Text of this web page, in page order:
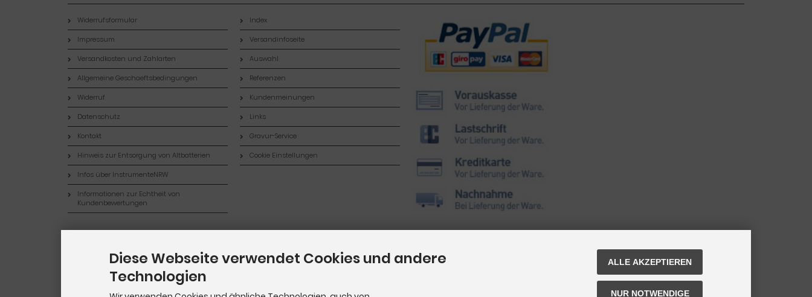
Widerrufsformular
Impressum
Versandkosten und Zahlarten
Allgemeine Geschaeftsbedingungen
Widerruf
Datenschutz
Kontakt
Hinweis zur Entsorgung von Altbatterien
Infos über InstrumenteNRW
Informationen zur Echtheit von
Kundenbewertungen
Index
Versandinfoseite
Auswahl
Referenzen
Kundenmeinungen
Links
Gravur-Service
Cookie Einstellungen
WiderrufsformularDiese Webseite verwendet Cookies und andere
Technologien
ALLE AKZEPTIEREN
NUR NOTWENDIGE